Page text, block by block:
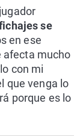
se
en ese
afecta mucho
con mi
que venga lo
porque es lo